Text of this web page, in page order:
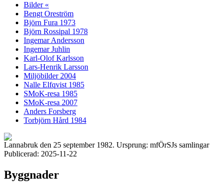
Bilder «
Bengt Oreström
Björn Fura 1973
Björn Rossipal 1978
Ingemar Andersson
Ingemar Juhlin
Karl-Olof Karlsson
Lars-Henrik Larsson
Miljöbilder 2004
Nalle Elfqvist 1985
SMoK-resa 1985
SMoK-resa 2007
Anders Forsberg
Torbjörn Hård 1984
Lannabruk den 25 september 1982. Ursprung: mfÖrSJs samlingar
Publicerad: 2025-11-22
Byggnader